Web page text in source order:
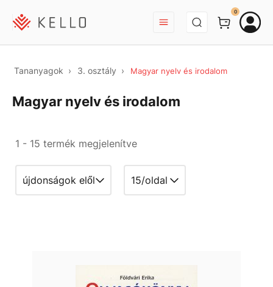
BEJELENTKEZÉS
0
Tananyagok 3. osztály Magyar nyelv és irodalom
Magyar nyelv és irodalom
1 - 15 termék megjelenítve